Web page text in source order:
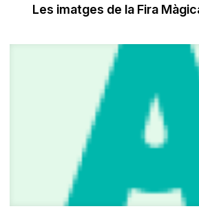
Les imatges de la Fira